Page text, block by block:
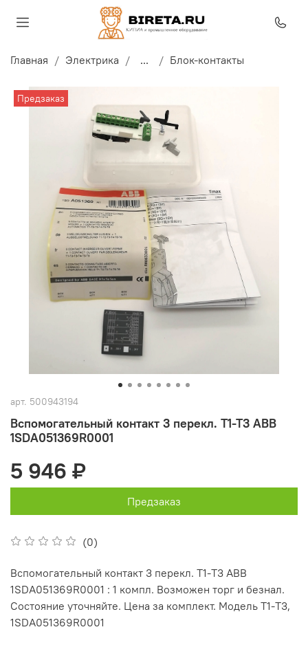
Главная Электрика ... Блок-контакты
Предзаказ
арт. 500943194
Вспомогательный контакт 3 перекл. Т1-Т3 ABB
1SDA051369R0001
(0)
5 946 ₽
Предзаказ
Вспомогательный контакт 3 перекл. Т1-Т3 ABB
1SDA051369R0001 : 1 компл. Возможен торг и безнал.
Состояние уточняйте. Цена за комплект. Модель Т1-Т3,
1SDA051369R0001